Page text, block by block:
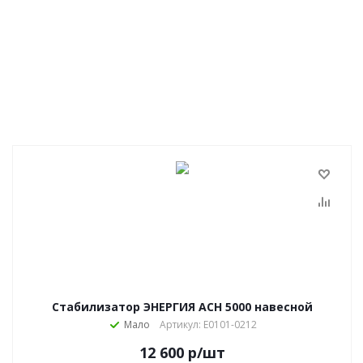
Стабилизатор ЭНЕРГИЯ АСН 5000 навесной
Мало Артикул: Е0101-0212
12 600 р/шт